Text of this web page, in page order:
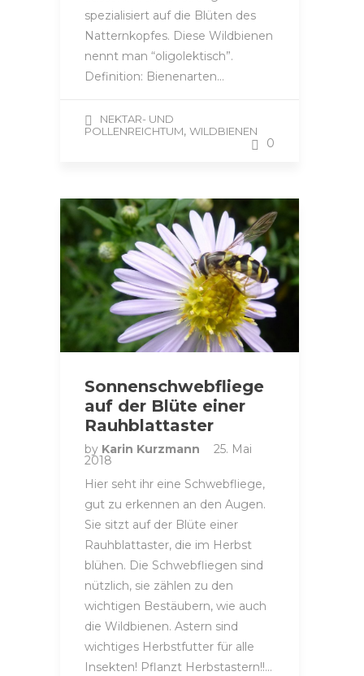
spezialisiert auf die Blüten des
Natternkopfes. Diese Wildbienen
nennt man “oligolektisch”.
Definition: Bienenarten…
NEKTAR- UND
POLLENREICHTUM, WILDBIENEN
0
Sonnenschwebfliege
auf der Blüte einer
Rauhblattaster
by Karin Kurzmann 25. Mai
2018
Hier seht ihr eine Schwebfliege,
gut zu erkennen an den Augen.
Sie sitzt auf der Blüte einer
Rauhblattaster, die im Herbst
blühen. Die Schwebfliegen sind
nützlich, sie zählen zu den
wichtigen Bestäubern, wie auch
die Wildbienen. Astern sind
wichtiges Herbstfutter für alle
Insekten! Pflanzt Herbstastern!!…